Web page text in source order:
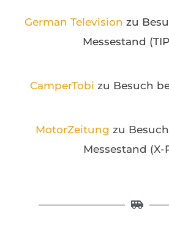
German Television zu
Messestand
CamperTobi zu Besuch
MotorZeitung zu
Messestand (X-